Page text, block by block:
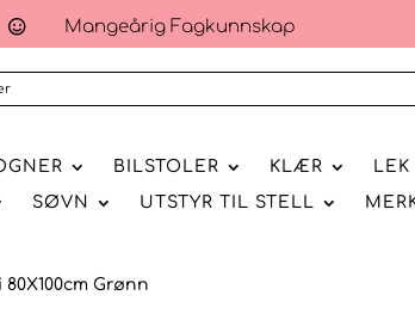
 Mangeårig Fagkunnskap
BILSTOLER KLÆR
SØVN UTSTYR TIL STELL
Grønn